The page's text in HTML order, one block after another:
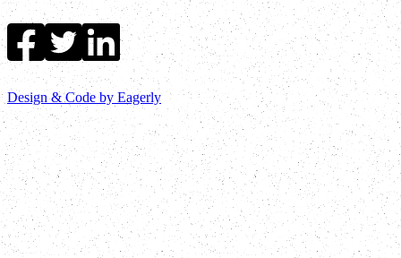
Design & Code by Eagerly